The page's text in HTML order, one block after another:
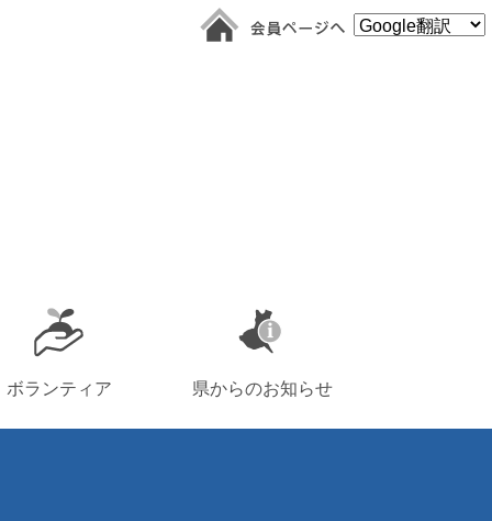
ボランティア 県からのお知らせ